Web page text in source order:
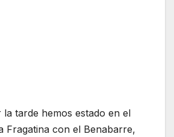
la tarde hemos estado en el
Fragatina con el Benabarre,